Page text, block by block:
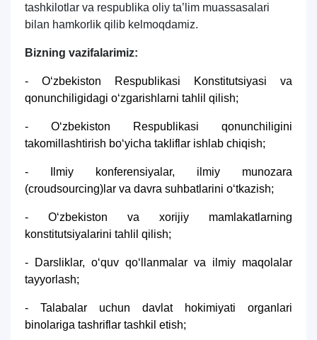
tashkilotlar va respublika oliy ta’lim muassasalari
bilan hamkorlik qilib kelmoqdamiz.
Bizning vazifalarimiz:
- O‘zbekiston Respublikasi Konstitutsiyasi va
qonunchiligidagi o‘zgarishlarni tahlil qilish;
- O‘zbekiston Respublikasi qonunchiligini
takomillashtirish bo‘yicha takliflar ishlab chiqish;
- Ilmiy konferensiyalar, ilmiy munozara
(croudsourcing)lar va davra suhbatlarini o‘tkazish;
- O‘zbekiston va xorijiy mamlakatlarning
konstitutsiyalarini tahlil qilish;
- Darsliklar, o‘quv qo‘llanmalar va ilmiy maqolalar
tayyorlash;
- Talabalar uchun davlat hokimiyati organlari
binolariga tashriflar tashkil etish;